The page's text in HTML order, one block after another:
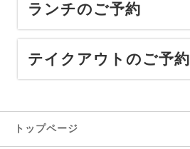
ランチのご予約
テイクアウトのご予約
トップページ